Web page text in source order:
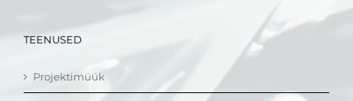
TEENUSED
Projektimüük